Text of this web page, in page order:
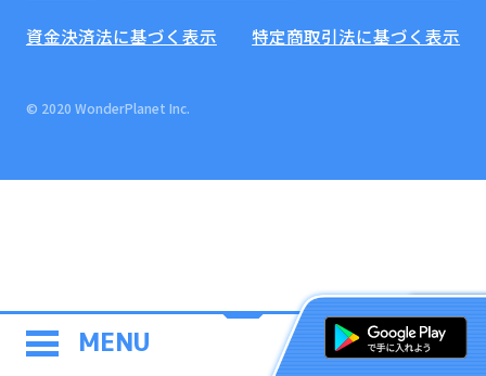
MENU
資金決済法に基づく表示
特定商取引法に基づく表示
© 2020 WonderPlanet Inc.